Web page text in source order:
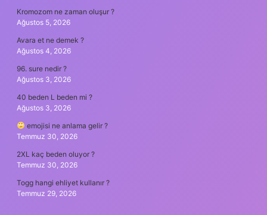
Kromozom ne zaman oluşur ?
Ağustos 5, 2026
Avara et ne demek ?
Ağustos 4, 2026
96. sure nedir ?
Ağustos 3, 2026
40 beden L beden mi ?
Ağustos 3, 2026
emojisi ne anlama gelir ?
Temmuz 30, 2026
2XL kaç beden oluyor ?
Temmuz 30, 2026
Togg hangi ehliyet kullanır ?
Temmuz 29, 2026